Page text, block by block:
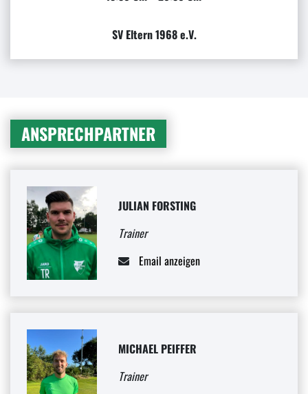
SV Eltern 1968 e.V.
ANSPRECHPARTNER
JULIAN FORSTING
Trainer
Email anzeigen
MICHAEL PEIFFER
Trainer